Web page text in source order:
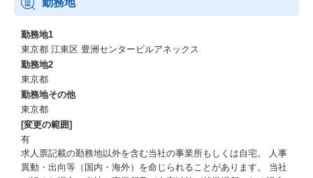
勤務地
勤務地1
東京都 江東区 豊洲センタービルアネックス
勤務地2
東京都
勤務地その他
東京都
[変更の範囲]
有
求人票記載の勤務地以外を含む当社の事業所もしくは自宅。 人事
異動・出向等（国内・海外）を命じられることがあります。 当社